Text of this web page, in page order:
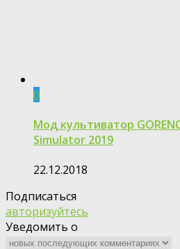
0
Мод культиватор
Simulator 2019
22.12.2018
Подписаться
авторизуйтесь
Уведомить о